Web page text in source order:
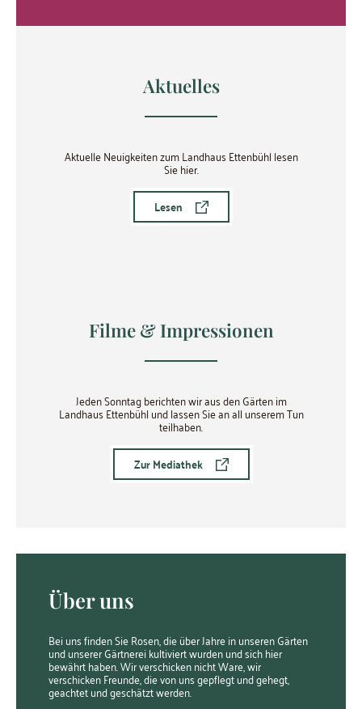
Aktuelles
Aktuelle Neuigkeiten zum Landhaus Ettenbühl lesen
Sie hier.
Lesen
Filme & Impressionen
Jeden Sonntag berichten wir aus den Gärten im
Landhaus Ettenbühl und lassen Sie an all unserem Tun
teilhaben.
Zur Mediathek
Über uns
Bei uns finden Sie Rosen, die über Jahre in unseren Gärten
und unserer Gärtnerei kultiviert wurden und sich hier
bewährt haben. Wir verschicken nicht Ware, wir
verschicken Freunde, die von uns gepflegt und gehegt,
geachtet und geschätzt werden.